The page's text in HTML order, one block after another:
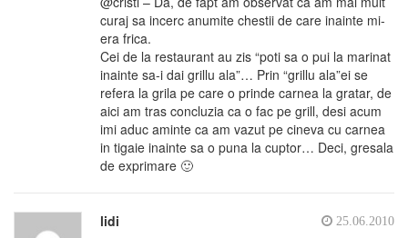
curaj sa incerc anumite chestii de care inainte mi-
era frica.
Cei de la restaurant au zis “poti sa o pui la marinat
inainte sa-i dai grillu ala”… Prin “grillu ala”ei se
refera la grila pe care o prinde carnea la gratar, de
aici am tras concluzia ca o fac pe grill, desi acum
imi aduc aminte ca am vazut pe cineva cu carnea
in tigaie inainte sa o puna la cuptor… Deci, gresala
de exprimare 🙂
25.06.2010
lidi